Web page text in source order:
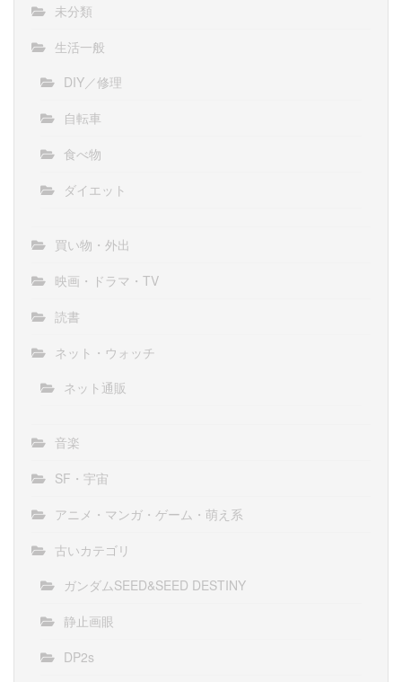
未分類
生活一般
DIY／修理
自転車
食べ物
ダイエット
買い物・外出
映画・ドラマ・TV
読書
ネット・ウォッチ
ネット通販
音楽
SF・宇宙
アニメ・マンガ・ゲーム・萌え系
古いカテゴリ
ガンダムSEED&SEED DESTINY
静止画眼
DP2s